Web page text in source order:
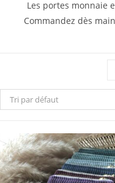
Les portes monnaie
Commandez dès
Tri par défaut